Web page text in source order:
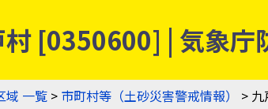
[0350600] | 気象庁
域 一覧 > 市町村等（土砂災害警戒情報） >